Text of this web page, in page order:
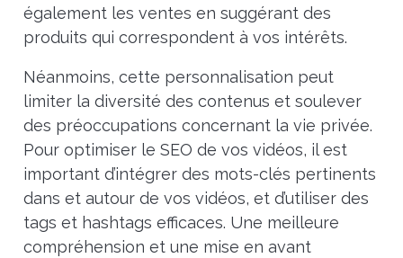
également les ventes en suggérant des
produits qui correspondent à vos intérêts.
Néanmoins, cette personnalisation peut
limiter la diversité des contenus et soulever
des préoccupations concernant la vie privée.
Pour optimiser le SEO de vos vidéos, il est
important d’intégrer des mots-clés pertinents
dans et autour de vos vidéos, et d’utiliser des
tags et hashtags efficaces. Une meilleure
compréhension et une mise en avant